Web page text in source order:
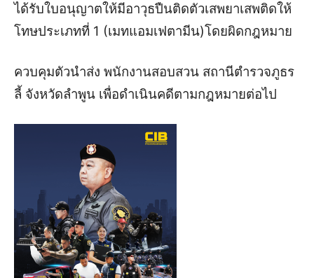
ได้รับใบอนุญาตให้มีอาวุธปืนติดตัวเสพยาเสพติดให้
โทษประเภทที่ 1 (เมทแอมเฟตามีน)โดยผิดกฎหมาย
ควบคุมตัวนำส่ง พนักงานสอบสวน สถานีตำรวจภูธร
ลี้ จังหวัดลำพูน เพื่อดำเนินคดีตามกฎหมายต่อไป